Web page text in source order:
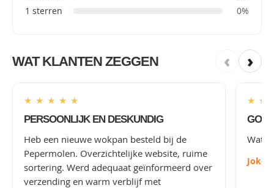
1 sterren
0%
WAT KLANTEN ZEGGEN ‹ ›
★ ★ ★ ★ ★
PERSOONLIJK EN DESKUNDIG
Heb een nieuwe wokpan besteld bij de
Pepermolen. Overzichtelijke website, ruime
sortering. Werd adequaat geïnformeerd over
verzending en warm verblijf met
★ ★
Wat
Joke